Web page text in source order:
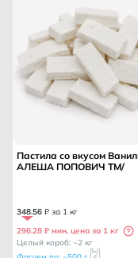
Пастила со вкусом
АЛЕША ПОПОВИЧ ТМ/
348.56 ₽ за 1 кг
296.28 ₽ мин. цена за 1 кг
Целый короб: ~2 кг